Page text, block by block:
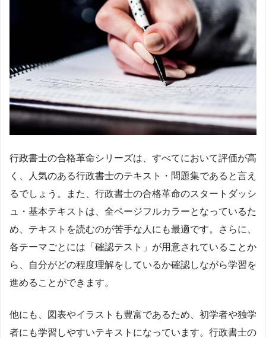
行政書士の合格革命シリーズは、すべてにおいて評価が高
く、人気のある行政書士のテキスト・問題集であると言え
るでしょう。また、行政書士の合格革命のスタートダッシ
ュ・基本テキストは、全ページフルカラーとなっているた
め、テキストを読むのが苦手な人にも最適です。さらに、
各テーマごとには「確認テスト」が用意されていることか
ら、自分がどの程度理解をしているか確認しながら学習を
進めることができます。
他にも、図表やイラストも豊富であるため、初学者や独学
者にも学習しやすいテキストになっています。行政書士の